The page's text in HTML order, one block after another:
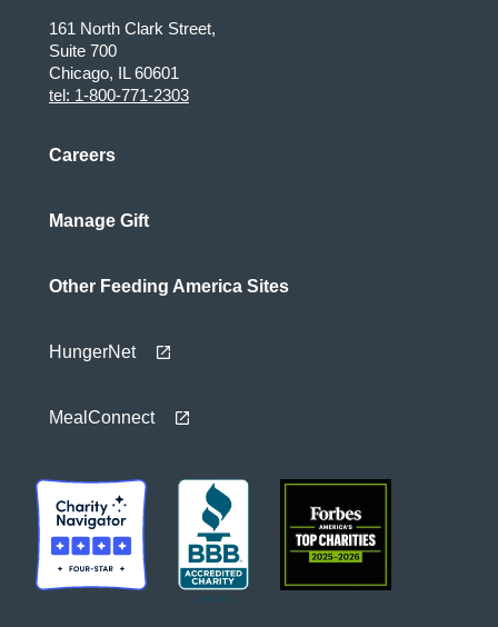
161 North Clark Street,
Suite 700
Chicago, IL 60601
tel: 1-800-771-2303
Careers
Manage Gift
Other Feeding America Sites
HungerNet
MealConnect